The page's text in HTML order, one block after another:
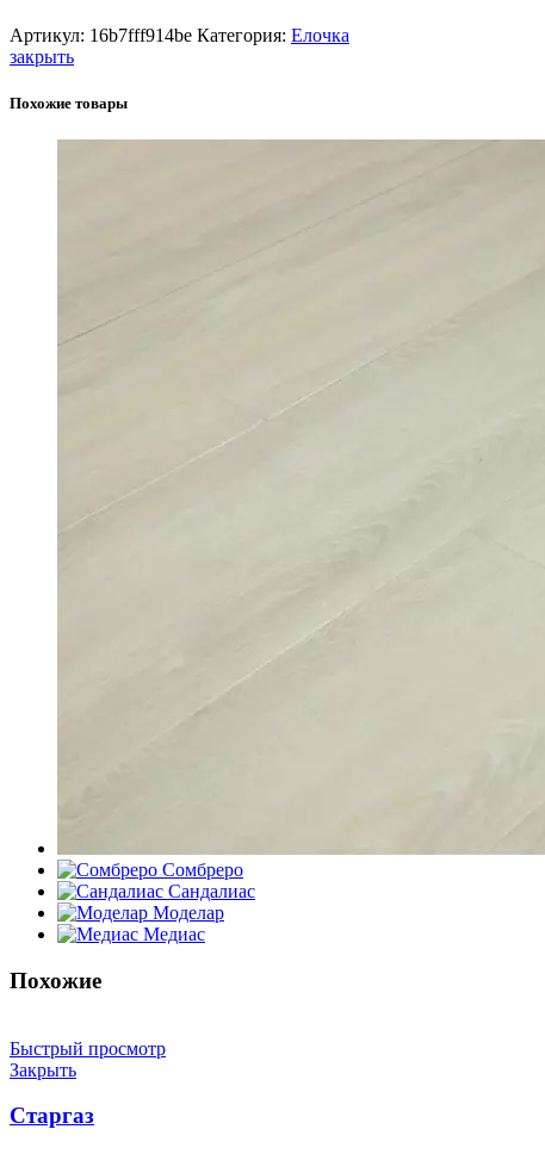
Артикул: 16b7fff914be Категория: Елочка
закрыть
Похожие товары
Сомбреро
Сандалиас
Моделар
Медиас
Похожие
Быстрый просмотр
Закрыть
Старгаз